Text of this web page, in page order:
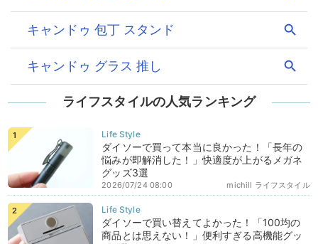
ライフスタイルの人気ランキング
ダイソーで買って本当に良かった！「長年の
悩みが即解消した！」快適度が上がるメガネ
グッズ3選
michill ライフスタイル
2026/07/24 08:00
ダイソーで買い替えてよかった！「100均の
商品とは思えない！」便利すぎる高機能グッ